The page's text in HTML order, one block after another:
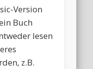
Version
Buch
lesen
z.B.